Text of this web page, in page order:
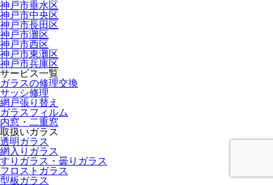
神戸市垂水区
神戸市中央区
神戸市長田区
神戸市灘区
神戸市西区
神戸市東灘区
神戸市兵庫区
サービス一覧
ガラスの修理交換
サッシ修理
網戸張り替え
ガラスフィルム
内窓・二重窓
取扱いガラス
透明ガラス
網入りガラス
すりガラス・曇りガラス
フロストガラス
型板ガラス